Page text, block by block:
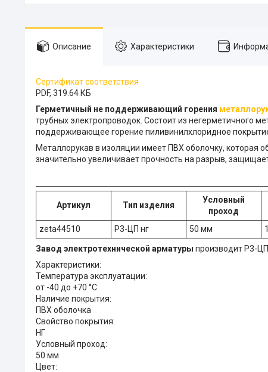
Описание Характеристики
Сертификат соответствия
PDF, 319.64 КБ
Герметичный не поддерживающий горения
трубных электропроводок. Состоит из негерметичного
поддерживающее горение пиливинилхлоридное
Металлорукав в изоляции имеет ПВХ оболочку, которая
значительно увеличивает прочность на разрыв,
Артикул Тип изделия
Условный
проход
zeta44510
Р3-ЦП нг 50 мм
Завод электротехнической арматуры производит Р3-
Характеристики:
Температура эксплуатации:
от -40 до +70 °С
Наличие покрытия:
ПВХ оболочка
Свойство покрытия:
НГ
Условный проход:
50 мм
Цвет: